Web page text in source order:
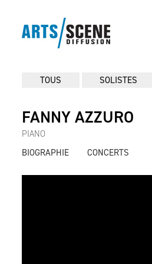
TOUS SOLISTES
FANNY AZZURO
PIANO
BIOGRAPHIE
CONCERTS